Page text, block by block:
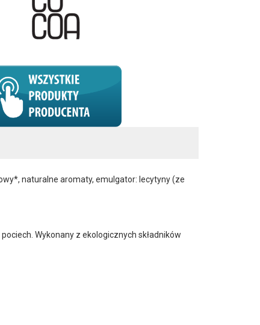
naturalne aromaty, emulgator: lecytyny (ze
Wykonany z ekologicznych składników